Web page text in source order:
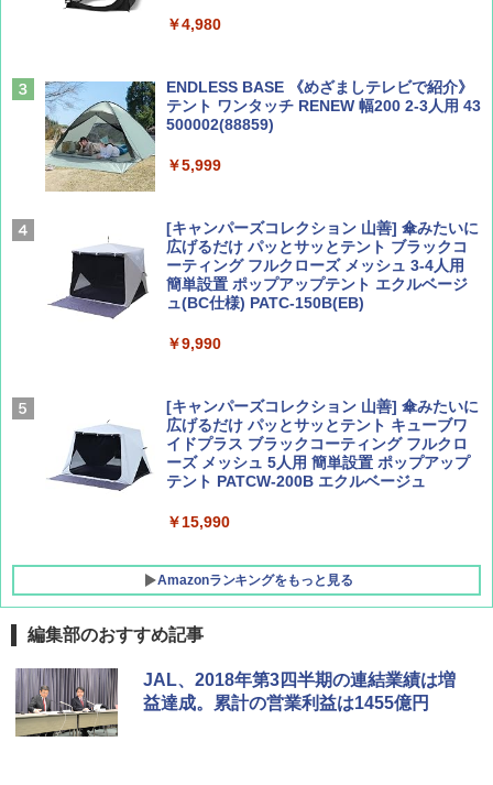
AIRLINE（エアライン）2026年9月号【特
集】ボーイング110周年を祝して！
￥1,760
ァキア 2026～2027 地球の歩き方A ヨーロッ
￥2,277
新しい日本地理 地図・統計・移動から読み
解く (講談社現代新書)
￥1,540
￥4,980
ENDLESS BASE 《めざましテレビで紹介》
テント ワンタッチ RENEW 幅200 2-3人用 43
500002(88859)
￥5,999
[キャンパーズコレクション 山善] 傘みたいに
広げるだけ パッとサッとテント ブラックコ
ーティング フルクローズ メッシュ 3-4人用
簡単設置 ポップアップテント エクルベージ
ュ(BC仕様) PATC-150B(EB)
￥9,990
[キャンパーズコレクション 山善] 傘みたいに
広げるだけ パッとサッとテント キューブワ
イドプラス ブラックコーティング フルクロ
ーズ メッシュ 5人用 簡単設置 ポップアップ
テント PATCW-200B エクルベージュ
￥15,990
Amazonランキングをもっと見る
BUNDOK(バンドック)ソロ ドーム 1 EX BDK
-08EX カーキ ソロキャンプ ポリエステル フ
レーム テント
編集部のおすすめ記事
JAL、2018年第3四半期の連結業績は増
益達成。累計の営業利益は1455億円